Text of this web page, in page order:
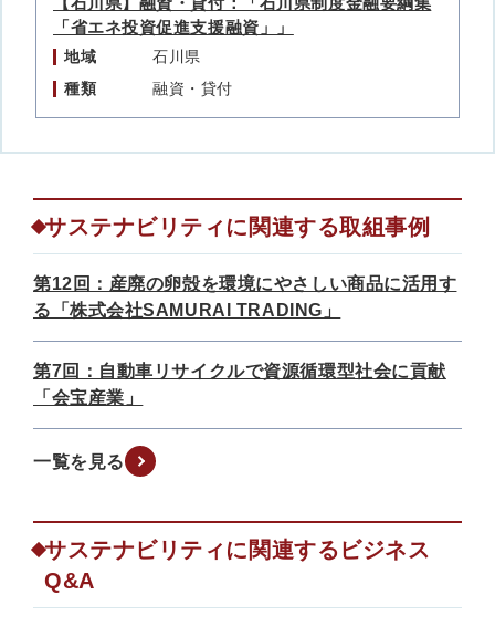
「省エネ投資促進支援融資」」
地域
石川県
種類
融資・貸付
サステナビリティに関連する取組事例
第12回：産廃の卵殻を環境にやさしい商品に活用す
る「株式会社SAMURAI TRADING」
第7回：自動車リサイクルで資源循環型社会に貢献
「会宝産業」
一覧を見る
サステナビリティに関連するビジネス
Q&A